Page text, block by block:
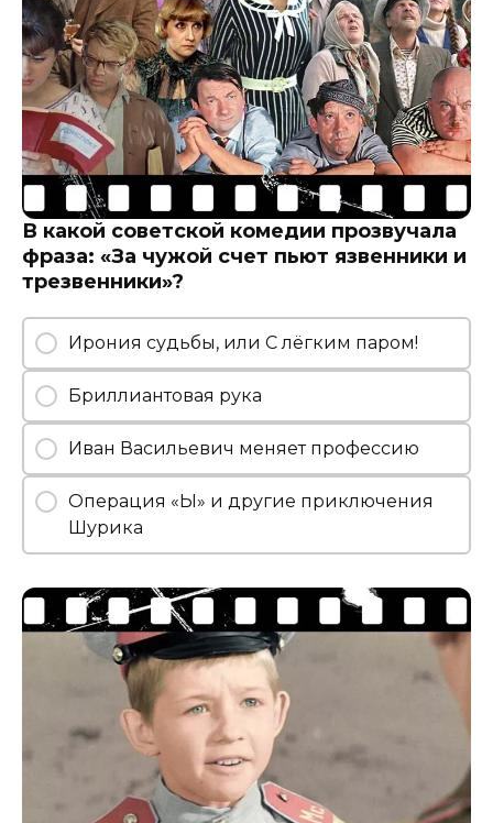
В какой советской комедии прозвучала
фраза: «За чужой счет пьют язвенники и
трезвенники»?
Ирония судьбы, или С лёгким паром!
Бриллиантовая рука
Иван Васильевич меняет профессию
Операция «Ы» и другие приключения
Шурика